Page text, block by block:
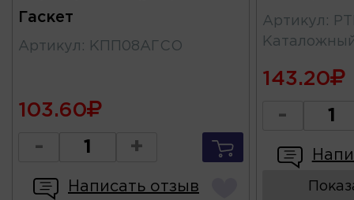
Гаскет
Артикул : КПП08АГСО
103.60
- +
Написать отзыв
Артикул :
143.20
-